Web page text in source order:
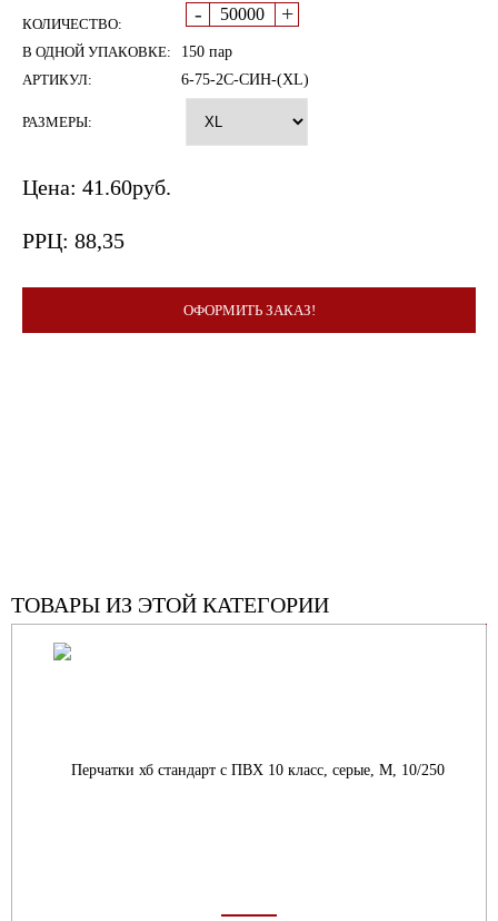
КОЛИЧЕСТВО: - +
В ОДНОЙ УПАКОВКЕ:
150 пар
АРТИКУЛ:
6-75-2C-СИН-(XL)
РАЗМЕРЫ:
Цена: 41.60руб.
РРЦ: 88,35
ОФОРМИТЬ ЗАКАЗ!
ТОВАРЫ ИЗ ЭТОЙ КАТЕГОРИИ